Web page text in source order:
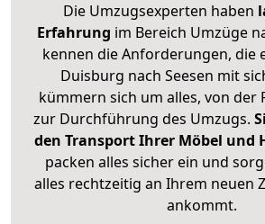
Die Umzugsexperten haben
Erfahrung im Bereich Umzüge
kennen die Anforderungen, die
Duisburg nach Seesen mit
kümmern sich um alles, von der
zur Durchführung des Umzugs.
den Transport Ihrer Möbel und
packen alles sicher ein und
alles rechtzeitig an Ihrem neuen
ankommt.